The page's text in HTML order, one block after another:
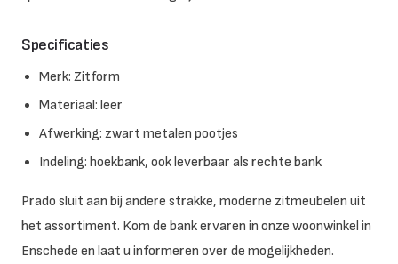
Specificaties
Merk: Zitform
Materiaal: leer
Afwerking: zwart metalen pootjes
Indeling: hoekbank, ook leverbaar als rechte bank
Prado sluit aan bij andere strakke, moderne zitmeubelen uit
het assortiment. Kom de bank ervaren in onze woonwinkel in
Enschede en laat u informeren over de mogelijkheden.